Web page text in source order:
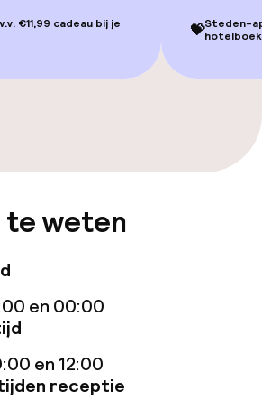
kamers beschikbaar
beschikbaar
kamers beschikbaar
€11,99 cadeau bij je
💝Steden-
te weten
en 00:00
en 12:00
receptie